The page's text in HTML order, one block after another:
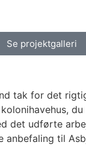
Se projektgalleri
tak for det
det udførte
anbefaling til